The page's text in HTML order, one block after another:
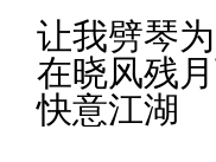
让我劈琴
在晓风残
快意江湖